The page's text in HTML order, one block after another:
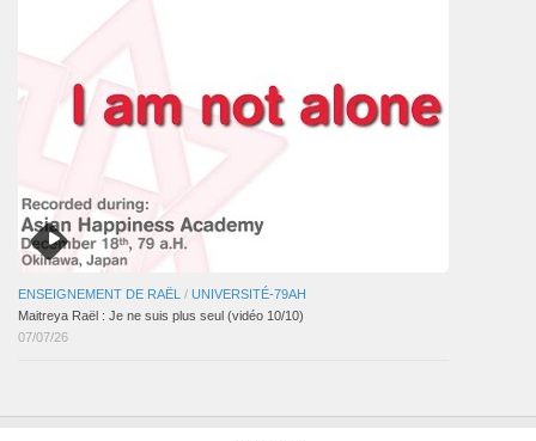
ENSEIGNEMENT DE RAËL / UNIVERSITÉ-79AH
Maitreya Raël : Je ne suis plus seul (vidéo 10/10)
07/07/26